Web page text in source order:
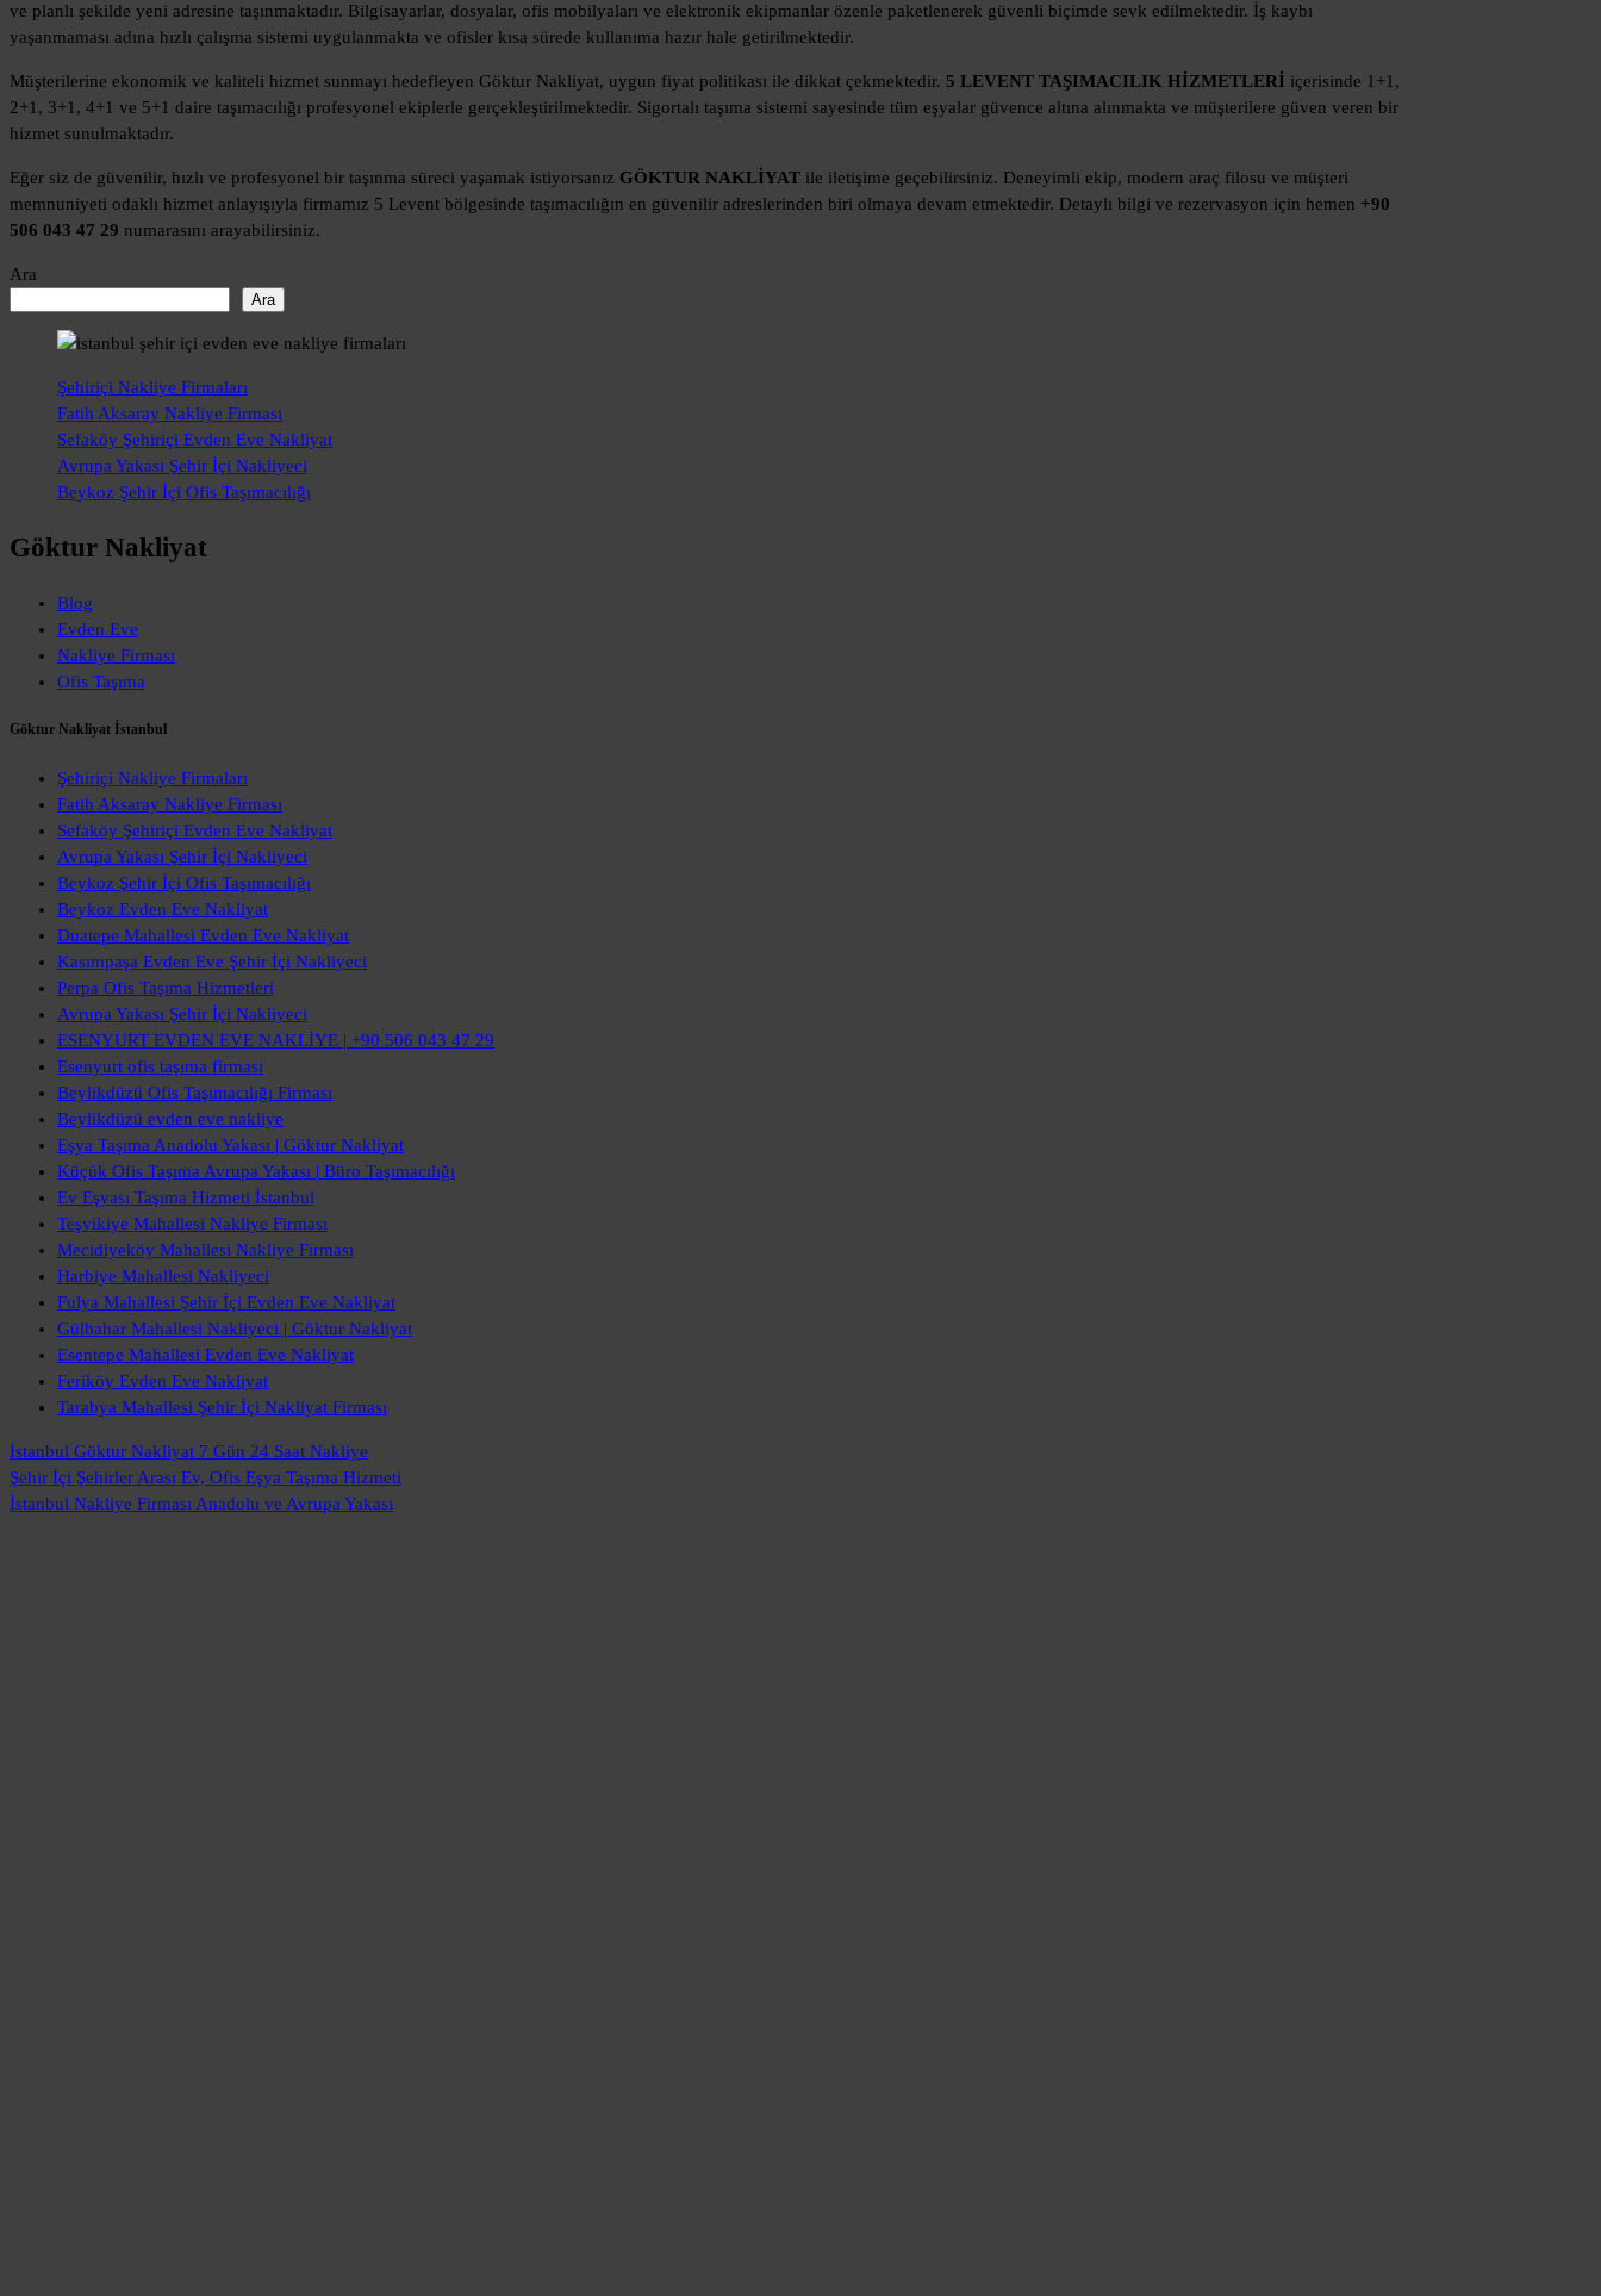
ve planlı şekilde yeni adresine taşınmaktadır. Bilgisayarlar, dosyalar, ofis mobilyaları ve elektronik ekipmanlar özenle paketlenerek güvenli biçimde sevk edilmektedir. İş kaybı
yaşanmaması adına hızlı çalışma sistemi uygulanmakta ve ofisler kısa sürede kullanıma hazır hale getirilmektedir.
Müşterilerine ekonomik ve kaliteli hizmet sunmayı hedefleyen Göktur Nakliyat, uygun fiyat politikası ile dikkat çekmektedir. 5 LEVENT TAŞIMACILIK HİZMETLERİ içerisinde 1+1,
2+1, 3+1, 4+1 ve 5+1 daire taşımacılığı profesyonel ekiplerle gerçekleştirilmektedir. Sigortalı taşıma sistemi sayesinde tüm eşyalar güvence altına alınmakta ve müşterilere güven veren bir
hizmet sunulmaktadır.
Eğer siz de güvenilir, hızlı ve profesyonel bir taşınma süreci yaşamak istiyorsanız GÖKTUR NAKLİYAT ile iletişime geçebilirsiniz. Deneyimli ekip, modern araç filosu ve müşteri
memnuniyeti odaklı hizmet anlayışıyla firmamız 5 Levent bölgesinde taşımacılığın en güvenilir adreslerinden biri olmaya devam etmektedir. Detaylı bilgi ve rezervasyon için hemen +90
506 043 47 29 numarasını arayabilirsiniz.
Ara
Ara
Şehiriçi Nakliye Firmaları
Fatih Aksaray Nakliye Firması
Sefaköy Şehiriçi Evden Eve Nakliyat
Avrupa Yakası Şehir İçi Nakliyeci
Beykoz Şehir İçi Ofis Taşımacılığı
Göktur Nakliyat
Blog
Evden Eve
Nakliye Firması
Ofis Taşıma
Göktur Nakliyat İstanbul
Şehiriçi Nakliye Firmaları
Fatih Aksaray Nakliye Firması
Sefaköy Şehiriçi Evden Eve Nakliyat
Avrupa Yakası Şehir İçi Nakliyeci
Beykoz Şehir İçi Ofis Taşımacılığı
Beykoz Evden Eve Nakliyat
Duatepe Mahallesi Evden Eve Nakliyat
Kasımpaşa Evden Eve Şehir İçi Nakliyeci
Perpa Ofis Taşıma Hizmetleri
Avrupa Yakası Şehir İçi Nakliyeci
ESENYURT EVDEN EVE NAKLİYE | +90 506 043 47 29
Esenyurt ofis taşıma firması
Beylikdüzü Ofis Taşımacılığı Firması
Beylikdüzü evden eve nakliye
Eşya Taşıma Anadolu Yakası | Göktur Nakliyat
Küçük Ofis Taşıma Avrupa Yakası | Büro Taşımacılığı
Ev Eşyası Taşıma Hizmeti İstanbul
Teşvikiye Mahallesi Nakliye Firması
Mecidiyeköy Mahallesi Nakliye Firması
Harbiye Mahallesi Nakliyeci
Fulya Mahallesi Şehir İçi Evden Eve Nakliyat
Gülbahar Mahallesi Nakliyeci | Göktur Nakliyat
Esentepe Mahallesi Evden Eve Nakliyat
Feriköy Evden Eve Nakliyat
Tarabya Mahallesi Şehir İçi Nakliyat Firması
İstanbul Göktur Nakliyat 7 Gün 24 Saat Nakliye
Şehir İçi Şehirler Arası Ev, Ofis Eşya Taşıma Hizmeti
İstanbul Nakliye Firması Anadolu ve Avrupa Yakası